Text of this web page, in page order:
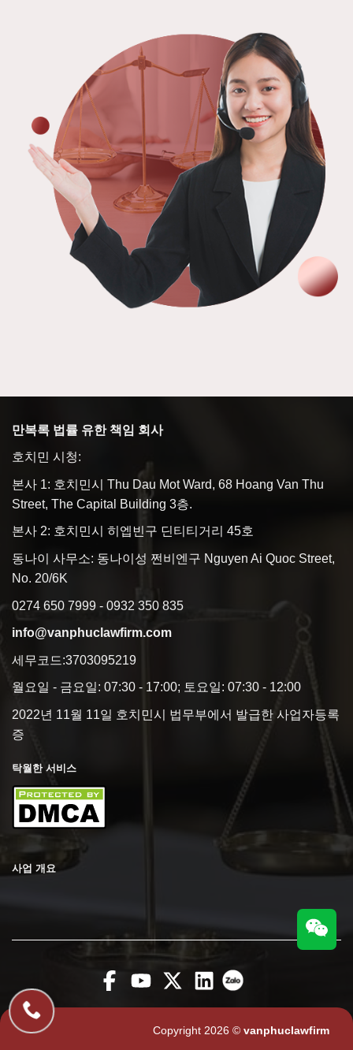
만복록 법률 유한 책임 회사
호치민 시청:
본사 1: 호치민시 Thu Dau Mot Ward, 68 Hoang Van Thu
Street, The Capital Building 3층.
본사 2: 호치민시 히엡빈구 딘티티거리 45호
동나이 사무소: 동나이성 쩐비엔구 Nguyen Ai Quoc Street,
No. 20/6K
0274 650 7999 - 0932 350 835
info@vanphuclawfirm.com
세무코드:3703095219
월요일 - 금요일: 07:30 - 17:00; 토요일: 07:30 - 12:00
2022년 11월 11일 호치민시 법무부에서 발급한 사업자등록
증
탁월한 서비스
사업 개요
Copyright 2026 © vanphuclawfirm